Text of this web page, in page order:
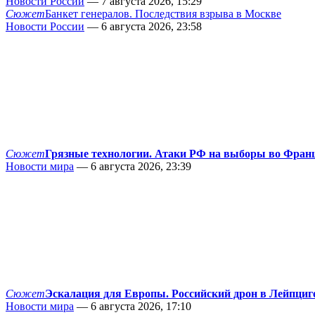
СюжетБанкет генералов. Последствия взрыва в Москве
Новости России — 6 августа 2026, 23:58
СюжетГрязные технологии. Атаки РФ на выборы во
Новости мира — 6 августа 2026, 23:39
СюжетЭскалация для Европы. Российский дрон в
Новости мира — 6 августа 2026, 17:10